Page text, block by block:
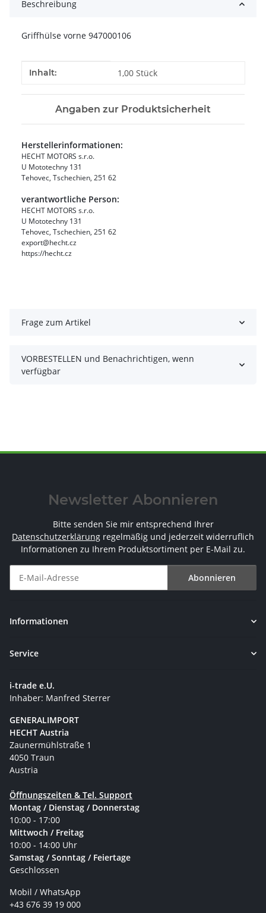
Beschreibung
Griffhülse vorne 947000106
Produkteigenschaft
Wert
Inhalt: 1,00 Stück
Angaben zur Produktsicherheit
Herstellerinformationen:
HECHT MOTORS s.r.o.
U Mototechny 131
Tehovec, Tschechien, 251 62
verantwortliche Person:
HECHT MOTORS s.r.o.
U Mototechny 131
Tehovec, Tschechien, 251 62
export@hecht.cz
https://hecht.cz
Frage zum Artikel
VORBESTELLEN und Benachrichtigen, wenn
verfügbar
Newsletter Abonnieren
Bitte senden Sie mir entsprechend Ihrer
Datenschutzerklärung regelmäßig und jederzeit widerruflich
Informationen zu Ihrem Produktsortiment per E-Mail zu.
Abonnieren
Informationen
Service
i-trade e.U.
Inhaber: Manfred Sterrer
GENERALIMPORT
HECHT Austria
Zaunermühlstraße 1
4050 Traun
Austria
Öffnungszeiten & Tel. Support
Montag / Dienstag / Donnerstag
10:00 - 17:00
Mittwoch / Freitag
10:00 - 14:00 Uhr
Samstag / Sonntag / Feiertage
Geschlossen
Mobil / WhatsApp
+43 676 39 19 000